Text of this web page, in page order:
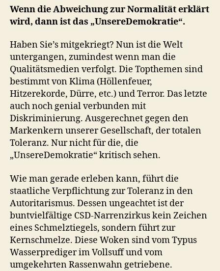
Wenn die Abweichung zur Normalität erklärt
wird, dann ist das „UnsereDemokratie“.
Haben Sie’s mitgekriegt? Nun ist die Welt
untergangen, zumindest wenn man die
Qualitätsmedien verfolgt. Die Topthemen sind
bestimmt von Klima (Höllenfeuer,
Hitzerekorde, Dürre, etc.) und Terror. Das letzte
auch noch genial verbunden mit
Diskriminierung. Ausgerechnet gegen den
Markenkern unserer Gesellschaft, der totalen
Toleranz. Nur nicht für die, die
„UnsereDemokratie“ kritisch sehen.
Wie man gerade erleben kann, führt die
staatliche Verpflichtung zur Toleranz in den
Autoritarismus. Dessen ungeachtet ist der
buntvielfältige CSD-Narrenzirkus kein Zeichen
eines Schmelztiegels, sondern führt zur
Kernschmelze. Diese Woken sind vom Typus
Wasserprediger im Vollsuff und vom
umgekehrten Rassenwahn getriebene.